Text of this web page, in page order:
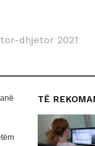
dhjetor 2021
TË